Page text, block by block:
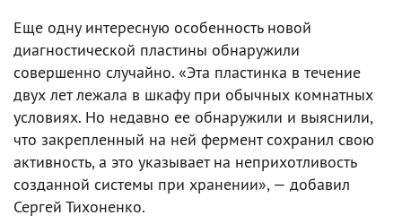
Еще одну интересную особенность новой
диагностической пластины обнаружили
совершенно случайно. «Эта пластинка в течение
двух лет лежала в шкафу при обычных комнатных
условиях. Но недавно ее обнаружили и выяснили,
что закрепленный на ней фермент сохранил свою
активность, а это указывает на неприхотливость
созданной системы при хранении», — добавил
Сергей Тихоненко.